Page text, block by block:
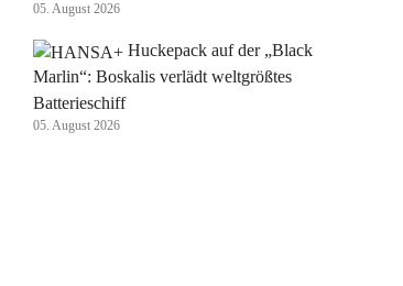
05. August 2026
Huckepack auf der „Black
Marlin“: Boskalis verlädt weltgrößtes
Batterieschiff
05. August 2026